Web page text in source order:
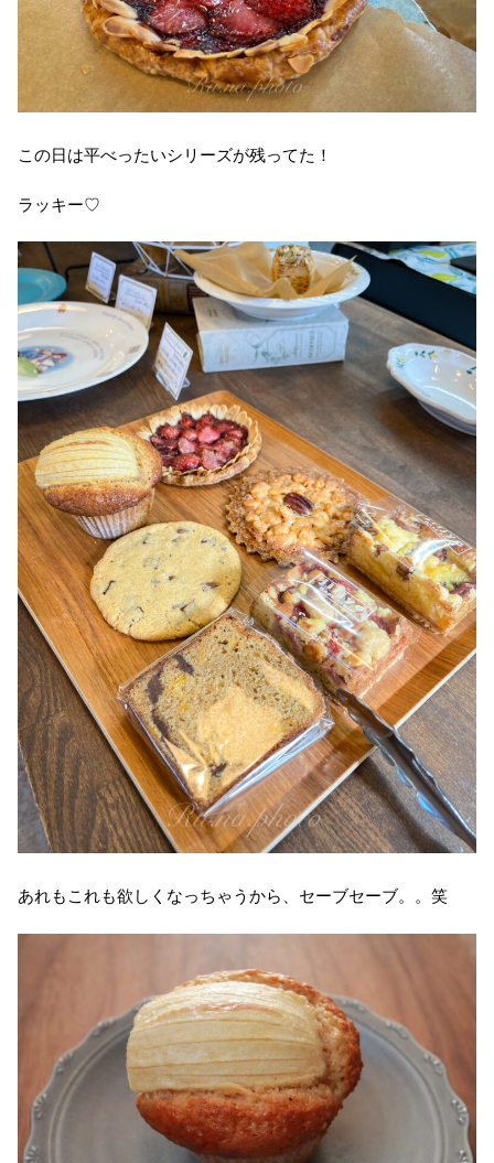
この日は平べったいシリーズが残ってた！
ラッキー♡
あれもこれも欲しくなっちゃうから、セーブセーブ。。笑